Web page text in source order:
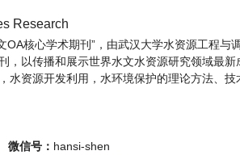
Research
OA核心学术期刊”，由武汉大学水资源工程
，以传播和展示世界水文水资源研究领域最
水资源开发利用，水环境保护的理论方法、技
战略性问题，为广大水文水资源研究者及相关
微信号： hansi-shen